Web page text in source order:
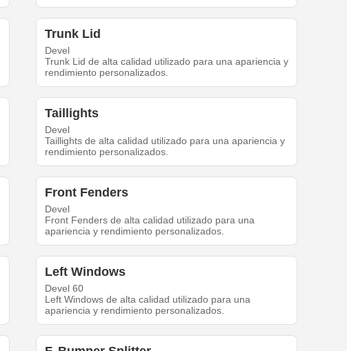
Trunk Lid
Devel
Trunk Lid de alta calidad utilizado para una apariencia y
rendimiento personalizados.
Taillights
Devel
Taillights de alta calidad utilizado para una apariencia y
rendimiento personalizados.
Front Fenders
Devel
Front Fenders de alta calidad utilizado para una
apariencia y rendimiento personalizados.
Left Windows
Devel 60
Left Windows de alta calidad utilizado para una
apariencia y rendimiento personalizados.